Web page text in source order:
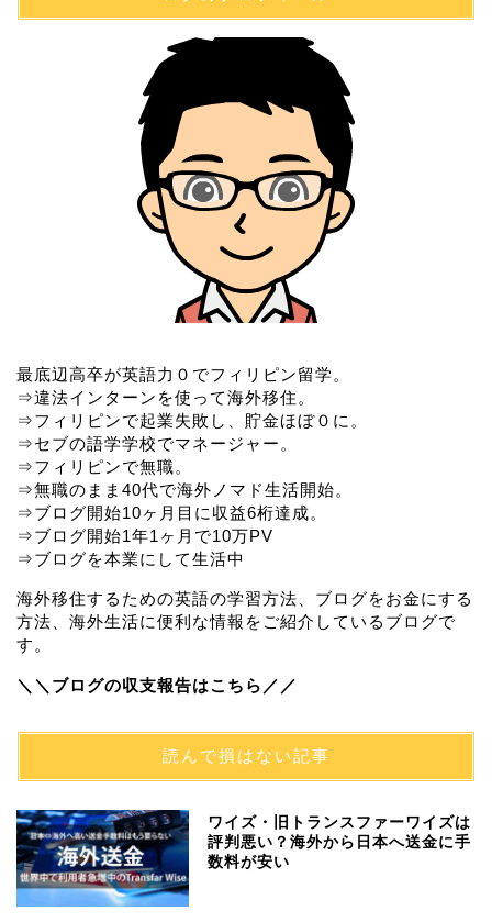
最底辺高卒が英語力０でフィリピン留学。
⇒違法インターンを使って海外移住。
⇒フィリピンで起業失敗し、貯金ほぼ０に。
⇒セブの語学学校でマネージャー。
⇒フィリピンで無職。
⇒無職のまま40代で海外ノマド生活開始。
⇒ブログ開始10ヶ月目に収益6桁達成。
⇒ブログ開始1年1ヶ月で10万PV
⇒ブログを本業にして生活中
海外移住するための英語の学習方法、ブログをお金にする
方法、海外生活に便利な情報をご紹介しているブログで
す。
＼＼ブログの収支報告はこちら／／
読んで損はない記事
ワイズ・旧トランスファーワイズは
評判悪い？海外から日本へ送金に手
数料が安い